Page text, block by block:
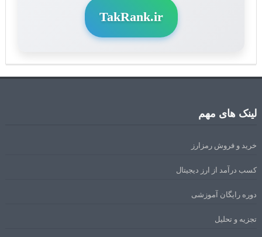
TakRank.ir
لینک های مهم
خرید و فروش رمزارز
کسب درآمد از ارز دیجیتال
دوره رایگان آموزشی
تجزیه و تحلیل